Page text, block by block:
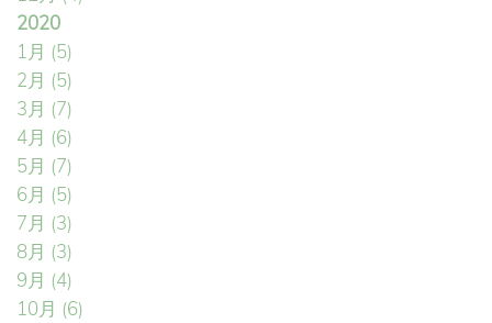
2020
1月 (5)
2月 (5)
3月 (7)
4月 (6)
5月 (7)
6月 (5)
7月 (3)
8月 (3)
9月 (4)
10月 (6)